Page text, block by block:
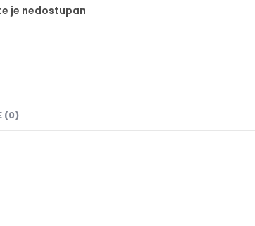
je nedostupan
(0)